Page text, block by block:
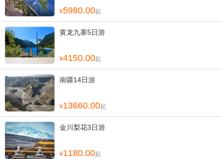
5980.00起
黄龙九寨5日游
4150.00起
南疆14日游
13660.00起
金川梨花3日游
1180.00起